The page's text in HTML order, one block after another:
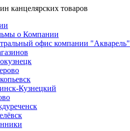
канцелярских товаров
о Компании
офис компании "Акварель"
Кузнецкий